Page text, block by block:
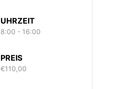
UHRZEIT
8:00 - 16:00
PREIS
€110,00